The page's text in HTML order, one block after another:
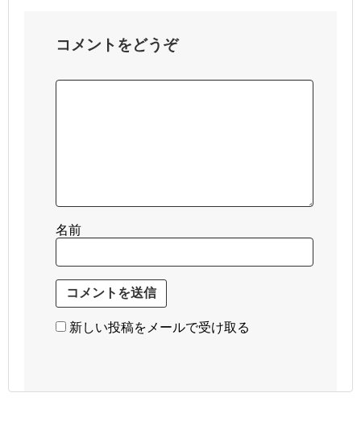
コメントをどうぞ
名前
新しい投稿をメールで受け取る